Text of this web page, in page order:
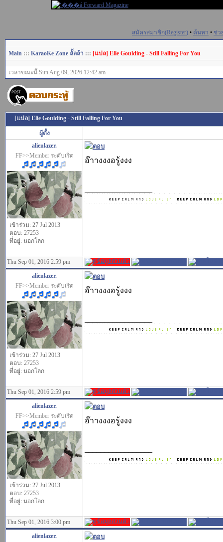
สมัครสมาชิก(Register) • ค้นหา • ช่ว
Main ::: KaraoKe Zone ลั้ลล้า ::: [แปล] Elie Goulding - Still Falling For You
เวลาขณะนี้ Sun Aug 09, 2026 12:42 am
[แปล] Elie Goulding - Still Falling For You
ผู้ตั้ง
alienlazer.
FF>>Member ระดับเริ่ด
เข้าร่วม: 27 Jul 2013
ตอบ: 27253
ที่อยู่: นอกโลก
อ๊าางงงอรู้งงง
Thu Sep 01, 2016 2:59 pm
alienlazer.
FF>>Member ระดับเริ่ด
เข้าร่วม: 27 Jul 2013
ตอบ: 27253
ที่อยู่: นอกโลก
อ๊าางงงอรู้งงง
Thu Sep 01, 2016 2:59 pm
alienlazer.
FF>>Member ระดับเริ่ด
เข้าร่วม: 27 Jul 2013
ตอบ: 27253
ที่อยู่: นอกโลก
อ๊าางงงอรู้งงง
Thu Sep 01, 2016 3:00 pm
alienlazer.